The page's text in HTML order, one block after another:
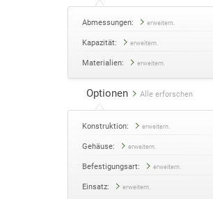
Abmessungen: erweitern.
Kapazität: erweitern.
Materialien: erweitern.
Optionen Alle erforschen
Konstruktion: erweitern.
Gehäuse: erweitern.
Befestigungsart: erweitern.
Einsatz: erweitern.